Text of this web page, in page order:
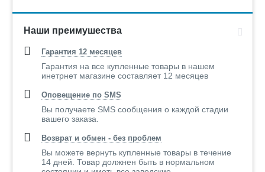
Наши преимушества
Гарантия 12 месяцев
Гарантия на все купленные товары в нашем
инетрнет магазине составляет 12 месяцев
Оповещение по SMS
Вы получаете SMS сообщения о каждой стадии
вашего заказа.
Возврат и обмен - без проблем
Вы можете вернуть купленные товары в течение
14 дней. Товар должнен быть в нормальном